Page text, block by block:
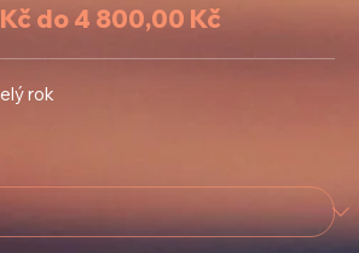
do 4 800,00 Kč
rok